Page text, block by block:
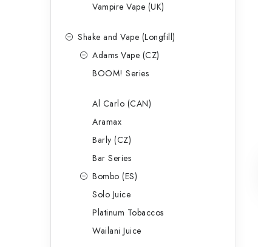
Vampire Vape (UK)
Shake and Vape (Longfill)
Adams Vape (CZ)
BOOM! Series
Al Carlo (CAN)
Aramax
Barly (CZ)
Bar Series
Bombo (ES)
Solo Juice
Platinum Tobaccos
Wailani Juice